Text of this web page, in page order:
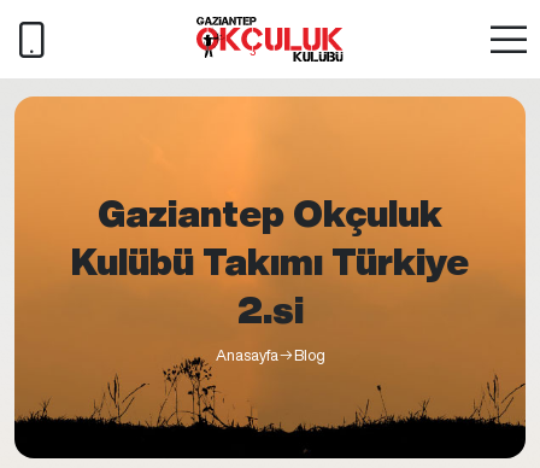
Gaziantep Okçuluk
Kulübü Takımı Türkiye
2.si
Anasayfa Blog